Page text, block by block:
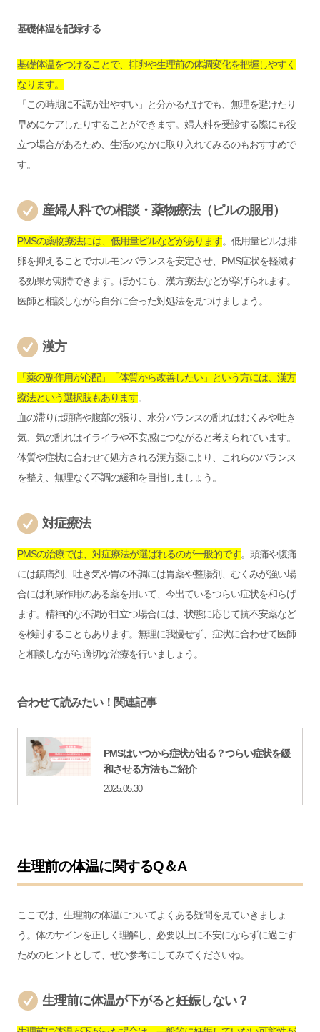
基礎体温を記録する
基礎体温をつけることで、排卵や生理前の体調変化を把握しやすく
なります。
「この時期に不調が出やすい」と分かるだけでも、無理を避けたり
早めにケアしたりすることができます。婦人科を受診する際にも役
立つ場合があるため、生活のなかに取り入れてみるのもおすすめで
す。
産婦人科での相談・薬物療法（ピルの服用）
PMSの薬物療法には、低用量ピルなどがあります。低用量ピルは排
卵を抑えることでホルモンバランスを安定させ、PMS症状を軽減す
る効果が期待できます。ほかにも、漢方療法などが挙げられます。
医師と相談しながら自分に合った対処法を見つけましょう。
漢方
「薬の副作用が心配」「体質から改善したい」という方には、漢方
療法という選択肢もあります。
血の滞りは頭痛や腹部の張り、水分バランスの乱れはむくみや吐き
気、気の乱れはイライラや不安感につながると考えられています。
体質や症状に合わせて処方される漢方薬により、これらのバランス
を整え、無理なく不調の緩和を目指しましょう。
対症療法
PMSの治療では、対症療法が選ばれるのが一般的です。頭痛や腹痛
には鎮痛剤、吐き気や胃の不調には胃薬や整腸剤、むくみが強い場
合には利尿作用のある薬を用いて、今出ているつらい症状を和らげ
ます。精神的な不調が目立つ場合には、状態に応じて抗不安薬など
を検討することもあります。無理に我慢せず、症状に合わせて医師
と相談しながら適切な治療を行いましょう。
合わせて読みたい！関連記事
PMSはいつから症状が出る？つらい症状を緩
和させる方法もご紹介
2025.05.30
生理前の体温に関するQ＆A
ここでは、生理前の体温についてよくある疑問を見ていきましょ
う。体のサインを正しく理解し、必要以上に不安にならずに過ごす
ためのヒントとして、ぜひ参考にしてみてくださいね。
生理前に体温が下がると妊娠しない？